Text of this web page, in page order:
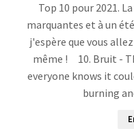
Top 10 pour 2021.
marquantes et à un
j'espère que vous
même ! 10. Bruit -
everyone knows it
burning